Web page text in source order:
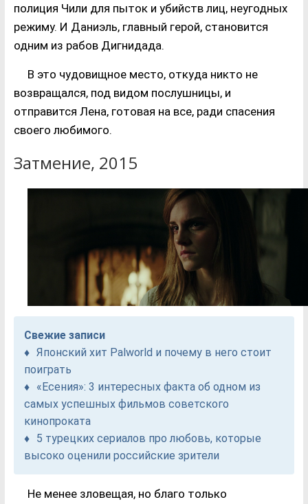
полиция Чили для пыток и убийств лиц, неугодных
режиму. И Даниэль, главный герой, становится
одним из рабов Дигнидада.
В это чудовищное место, откуда никто не
возвращался, под видом послушницы, и
отправится Лена, готовая на все, ради спасения
своего любимого.
Затмение, 2015
Свежие записи
Японский хит Palworld и почему в него стоит
поиграть
«Есения»: 3 интересных факта об одном из
самых успешных фильмов советского
кинопроката
5 турецких сериалов про любовь, которые
высоко оценили российские зрители
Не менее зловещая, но благо только